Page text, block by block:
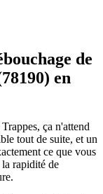
de
en
ça n'attend
tout de suite, et un
ce que vous
rapidité de